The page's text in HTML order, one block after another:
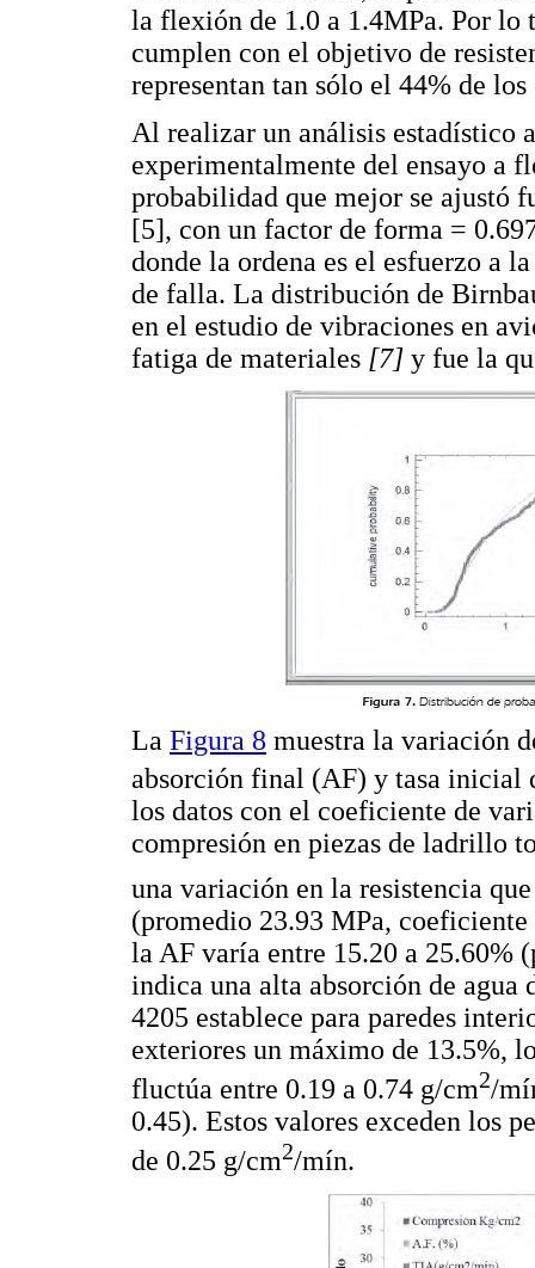
la flexión de 1.0 a 1.4MPa. Por lo
cumplen con el objetivo de
representan tan sólo el 44% de
Al realizar un análisis estadístico
experimentalmente del ensayo a
probabilidad que mejor se ajustó
[5], con un factor de forma =
donde la ordena es el esfuerzo a
de falla. La distribución de
en el estudio de vibraciones en
fatiga de materiales [7] y fue la
La Figura 8 muestra la variación
absorción final (AF) y tasa inicial
los datos con el coeficiente de
compresión en piezas de ladrillo
una variación en la resistencia
(promedio 23.93 MPa,
la AF varía entre 15.20 a 25.60%
indica una alta absorción de agua
4205 establece para paredes
exteriores un máximo de 13.5%,
fluctúa entre 0.19 a 0.74 g/cm2/
0.45). Estos valores exceden los
de 0.25 g/cm2/mín.